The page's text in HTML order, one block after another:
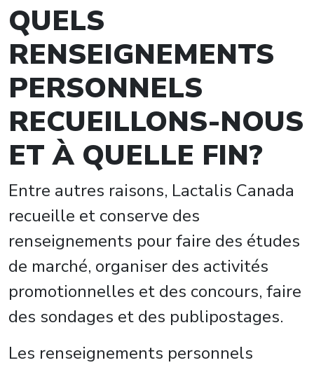
QUELS
RENSEIGNEMENTS
PERSONNELS
RECUEILLONS-NOUS
ET À QUELLE FIN?
Entre autres raisons, Lactalis Canada
recueille et conserve des
renseignements pour faire des études
de marché, organiser des activités
promotionnelles et des concours, faire
des sondages et des publipostages.
Les renseignements personnels